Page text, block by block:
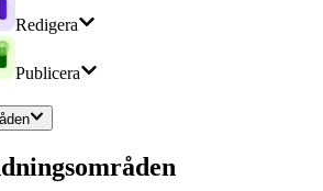
Redigera
Publicera